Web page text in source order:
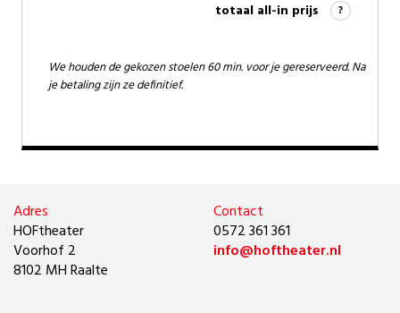
totaal all-in prijs ?
We houden de gekozen stoelen 60 min. voor je gereserveerd. Na
je betaling zijn ze definitief.
Adres
HOFtheater
Voorhof 2
8102 MH Raalte
Contact
0572 361 361
info@hoftheater.nl